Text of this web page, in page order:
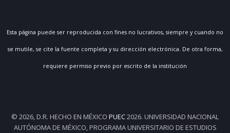
Esta página puede ser reproducida con fines no lucrativos, siempre y cuando no
se mutile, se cite la fuente completa y su dirección electrónica. De otra forma,
requiere permiso previo por escrito de la institución
© 2026, D.R. HECHO EN MÉXICO PUEC2026. UNIVERSIDAD NACIONAL
AUTÓNOMA DE MÉXICO, PROGRAMA UNIVERSITARIO DE ESTUDIOS